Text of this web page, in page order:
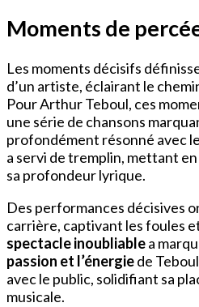
Moments de
Les moments décisifs
d’un artiste, éclairant le
Pour Arthur Teboul, ces
une série de chansons
profondément résonné avec
a servi de tremplin, mettant
sa profondeur lyrique.
Des performances décisives
carrière, captivant les foules
spectacle inoubliablea
passion et l’énergiede
avec le public, solidifiant sa
musicale.